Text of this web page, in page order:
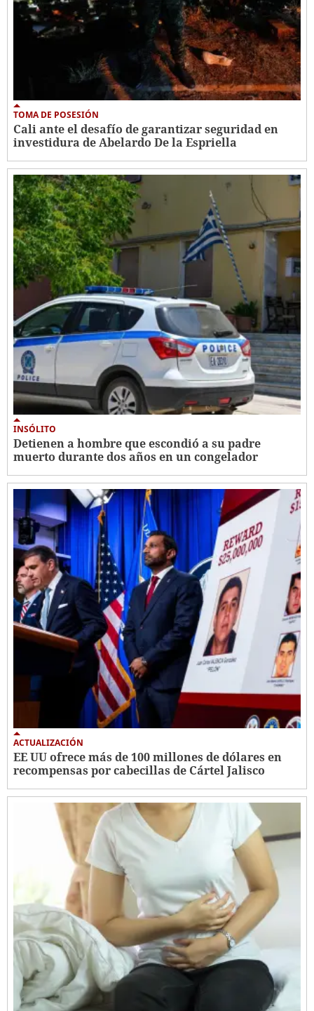
TOMA DE POSESIÓN
Cali ante el desafío de garantizar seguridad en
investidura de Abelardo De la Espriella
INSÓLITO
Detienen a hombre que escondió a su padre
muerto durante dos años en un congelador
ACTUALIZACIÓN
EE UU ofrece más de 100 millones de dólares en
recompensas por cabecillas de Cártel Jalisco